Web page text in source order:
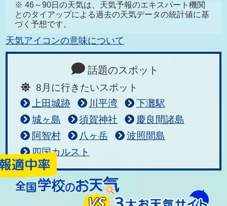
※ 46～90日の天気は、天気予報のエキスパート機関
とのタイアップによる過去の天気データの統計値に基
づく予想です。
天気アイコンの意味について
話題のスポット
8月に行きたいスポット
上田城跡
川平湾
下灘駅
城ヶ島
須賀神社
慶良間諸島
阿智村
八ヶ岳
波照間島
四国カルスト